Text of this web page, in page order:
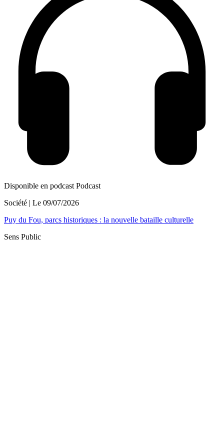
Disponible en podcast Podcast
Société | Le 09/07/2026
Puy du Fou, parcs historiques : la nouvelle bataille culturelle
Sens Public